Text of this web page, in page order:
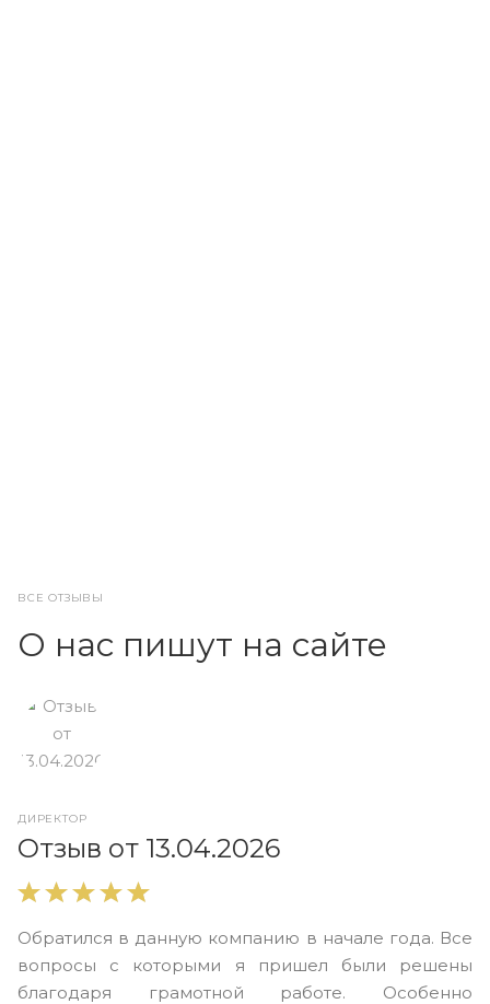
ВСЕ ОТЗЫВЫ
О нас пишут на сайте
ДИРЕКТОР
Отзыв от 13.04.2026
Обратился в данную компанию в начале года. Все
вопросы с которыми я пришел были решены
благодаря грамотной работе. Особенно